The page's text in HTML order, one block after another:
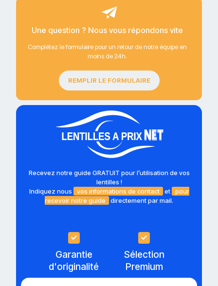
Une question ? Nous vous répondons vite
Complétez le formulaire pour un retour de notre équipe en
moins de 24h.
REMPLIR LE FORMULAIRE
Recevez notre guide GRATUIT pour l’utilisation de vos
lentilles !
Indiquez nous
vos informations de contact et
pour
recevoir notre guide
directement par mail.
Garantie
d'originalité
Sélection
Premium